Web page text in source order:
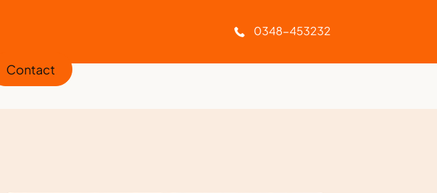
Geen afleverkosten
0348-453232
Contact